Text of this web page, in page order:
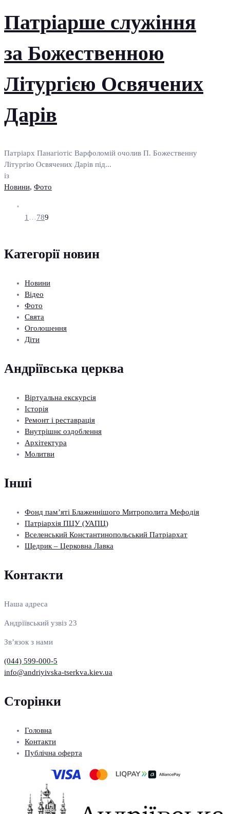
Патріарше служіння
за Божественною
Літургією Освячених
Дарів
Патріарх Панагіотіс Варфоломій очолив П. Божественну
Літургію Освячених Дарів під...
із
Новини, Фото
1 …789
Категорії новин
Новини
Відео
Фото
Свята
Оголошення
Діти
Андріївська церква
Віртуальна екскурсія
Історія
Ремонт і реставрація
Внутрішнє оздоблення
Архітектура
Молитви
Інші
Фонд пам’яті Блаженнішого Митрополита Мефодія
Патріархія ПЦУ (УАПЦ)
Вселенський Константинопольський Патріархат
Щедрик – Церковна Лавка
Контакти
Наша адреса
Андріївський узвіз 23
Зв’язок з нами
(044) 599-000-5
info@andriyivska-tserkva.kiev.ua
Сторінки
Головна
Контакти
Публічна оферта